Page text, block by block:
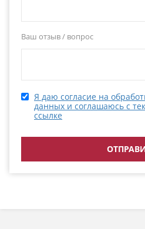
Ваш отзыв / вопрос
Я даю согласие на
данных и соглашаюсь с
ссылке